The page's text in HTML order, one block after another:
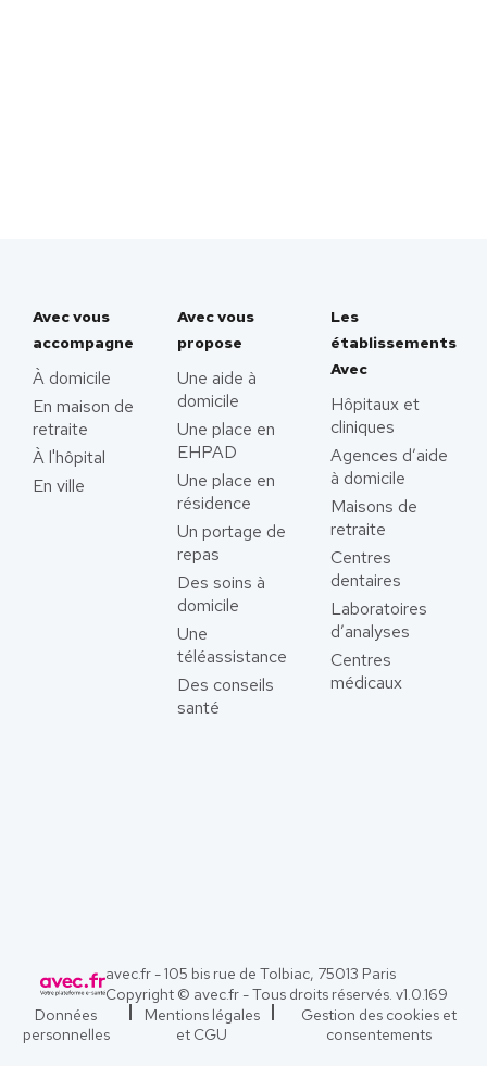
Avec vous
accompagne
À domicile
En maison de
retraite
À l'hôpital
En ville
Avec vous
propose
Une aide à
domicile
Une place en
EHPAD
Une place en
résidence
Un portage de
repas
Des soins à
domicile
Une
téléassistance
Des conseils
santé
Les
établissements
Avec
Hôpitaux et
cliniques
Agences d’aide
à domicile
Maisons de
retraite
Centres
dentaires
Laboratoires
d’analyses
Centres
médicaux
avec.fr - 105 bis rue de Tolbiac, 75013 Paris
Copyright © avec.fr - Tous droits réservés. v1.0.169
Données
personnelles
Mentions légales
et CGU
Gestion des cookies et
consentements